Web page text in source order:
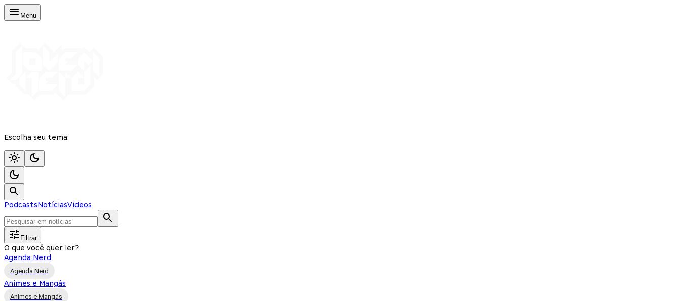
Menu
Escolha seu tema:
PodcastsNotíciasVídeos
Filtrar
O que você quer ler?
Agenda Nerd
Agenda Nerd
Animes e Mangás
Animes e Mangás